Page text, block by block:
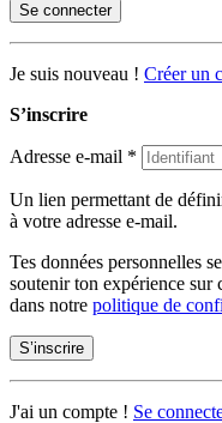
Se connecter
Je suis nouveau ! Créer un
S’inscrire
Adresse e-mail *
Un lien permettant de
à votre adresse e-mail.
Tes données personnelles
soutenir ton expérience sur
dans notre politique de
S’inscrire
J'ai un compte ! Se